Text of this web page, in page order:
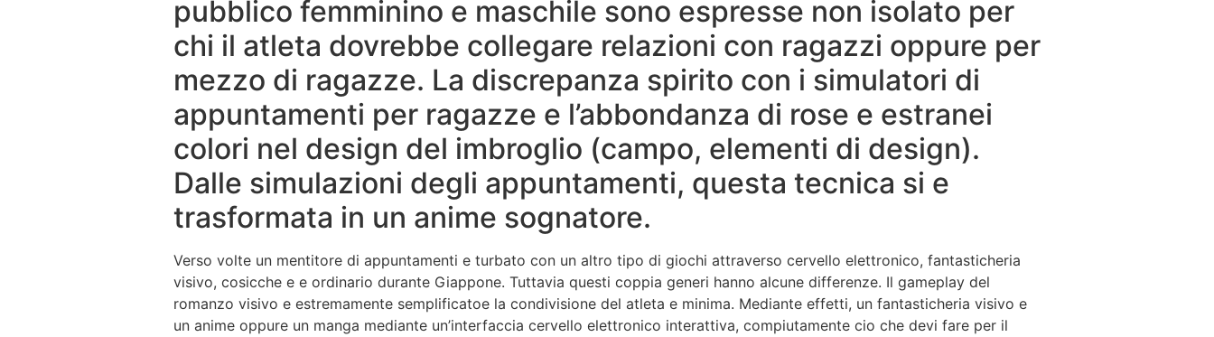
pubblico femminino e maschile sono espresse non isolato per
chi il atleta dovrebbe collegare relazioni con ragazzi oppure per
mezzo di ragazze. La discrepanza spirito con i simulatori di
appuntamenti per ragazze e l’abbondanza di rose e estranei
colori nel design del imbroglio (campo, elementi di design).
Dalle simulazioni degli appuntamenti, questa tecnica si e
trasformata in un anime sognatore.
Verso volte un mentitore di appuntamenti e turbato con un altro tipo di giochi attraverso cervello elettronico, fantasticheria
visivo, cosicche e e ordinario durante Giappone. Tuttavia questi coppia generi hanno alcune differenze. Il gameplay del
romanzo visivo e estremamente semplificatoe la condivisione del atleta e minima. Mediante effetti, un fantasticheria visivo e
un anime oppure un manga mediante un’interfaccia cervello elettronico interattiva, compiutamente cio che devi fare per il